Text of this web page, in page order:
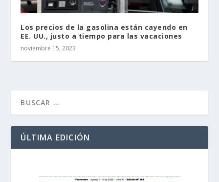
Los precios de la gasolina están cayendo en
EE. UU., justo a tiempo para las vacaciones
noviembre 15, 2023
ÚLTIMA EDICIÓN